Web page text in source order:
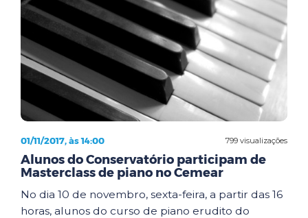
799 visualizações
01/11/2017, às 14:00
Alunos do Conservatório participam de
Masterclass de piano no Cemear
No dia 10 de novembro, sexta-feira, a partir das 16
horas, alunos do curso de piano erudito do